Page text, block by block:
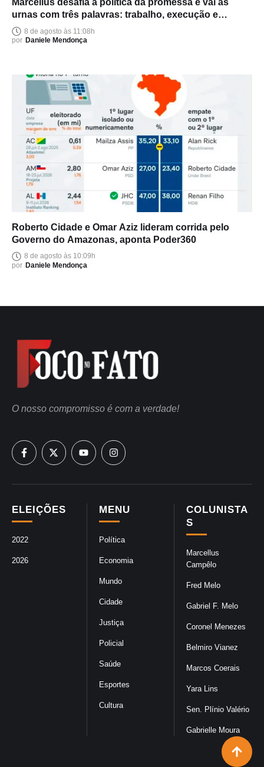
Marcellus desafia a política da promessa e vai às
urnas com três palavras: trabalho, execução e
entrega
8 de agosto às 11:08h
por Daniele Mendonça
Roberto Cidade e Omar Aziz lideram corrida pelo
Governo do Amazonas, aponta Poder360
8 de agosto às 10:09h
por Daniele Mendonça
COLUNISTA
S
Marcellus
Campêlo
Fred Melo
Gabriel F. Melo
Coronel Menezes
Belmiro Vianez
Marcos Coerais
Yara Lins
Sen. Plínio Valério
Gabrielle Moura
MENU
Política
Economia
Mundo
Cidade
Justiça
Policial
Saúde
Esportes
Cultura
ELEIÇÕES
2022
2026
O nosso compromisso é com a verdade!